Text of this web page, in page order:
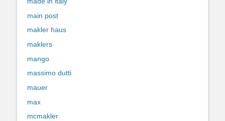
main post
makler haus
maklers
mango
massimo dutti
mauer
max
mcmakler